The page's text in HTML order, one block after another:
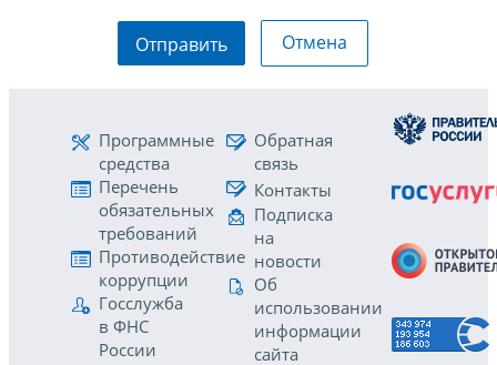
Отправить Отмена
Программные
средства
Перечень
обязательных
требований
Противодействие
коррупции
Госслужба
в ФНС
России
Обратная
связь
Контакты
Подписка
на
новости
Об
использовании
информации
сайта